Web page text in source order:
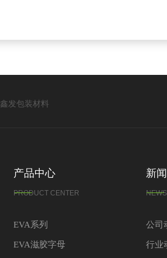
鑫发包装材料
产品中心
PRODUCT CENTER
EVA系列
EVA滋胶字母
新
公司
行业